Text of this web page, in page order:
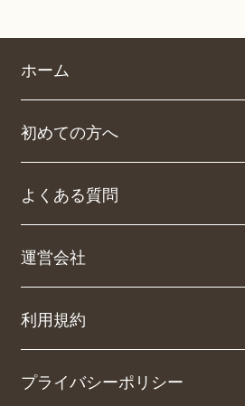
ホーム
初めての方へ
よくある質問
運営会社
利用規約
プライバシーポリシー